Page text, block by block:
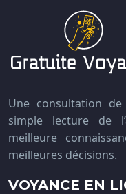
Une consultation de
simple lecture de
meilleure
meilleures décisions.
VOYANCE EN